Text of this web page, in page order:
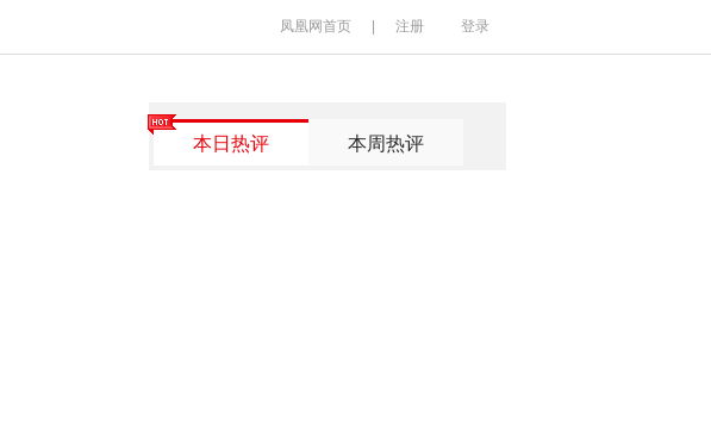
凤凰网首页 注册 登录
本日热评 本周热评